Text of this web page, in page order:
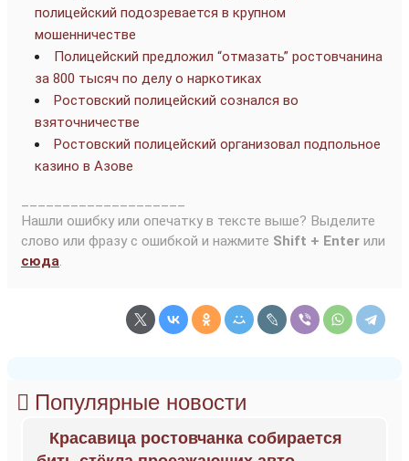
полицейский подозревается в крупном
мошенничестве
Полицейский предложил “отмазать” ростовчанина
за 800 тысяч по делу о наркотиках
Ростовский полицейский сознался во
взяточничестве
Ростовский полицейский организовал подпольное
казино в Азове
Нашли ошибку или опечатку в тексте выше? Выделите
слово или фразу с ошибкой и нажмите Shift + Enter или
сюда
Популярные новости
Красавица ростовчанка собирается